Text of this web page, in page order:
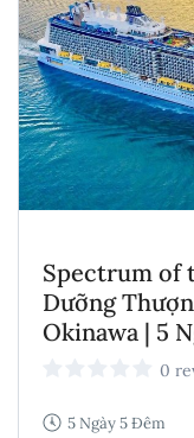
Spectrum of
Dưỡng
Okinawa | 5
0
5 Ngày 5 Đêm